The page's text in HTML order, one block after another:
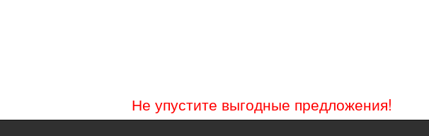
Не упустите выгодные предложения!